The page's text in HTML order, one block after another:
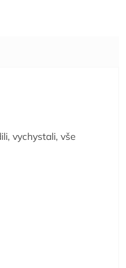
5 hvězdiček.
vychystali, vše
5 hvězdiček.